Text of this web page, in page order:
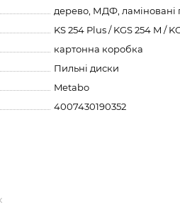
дерево, МДФ, ламіновані
KS 254 Plus / KGS 254 M /
картонна коробка
Пильні диски
Metabo
4007430190352